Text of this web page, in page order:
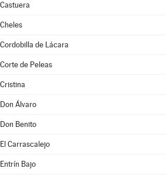
Castuera
Cheles
Cordobilla de Lácara
Corte de Peleas
Cristina
Don Álvaro
Don Benito
El Carrascalejo
Entrín Bajo